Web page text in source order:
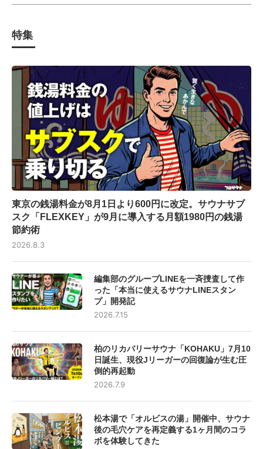
特集
東京の銭湯料金が8月1日より600円に改定。サウナサブ
スク「FLEXKEY」が9月に導入する月額1980円の銭湯
節約術
2026.8.3
編集部のグループLINEを一斉捜査して作
った「本当に使えるサウナLINEスタン
プ」開発記
2026.7.15
柏のリカバリーサウナ「KOHAKU」7月10
日誕生、現役Jリーガーの回復論が生む圧
倒的再起動
2026.7.9
松本湯で「オルビスの湯」開催中、サウナ
後の毛穴ケアを再定義する1ヶ月間のコラ
ボを体験してきた